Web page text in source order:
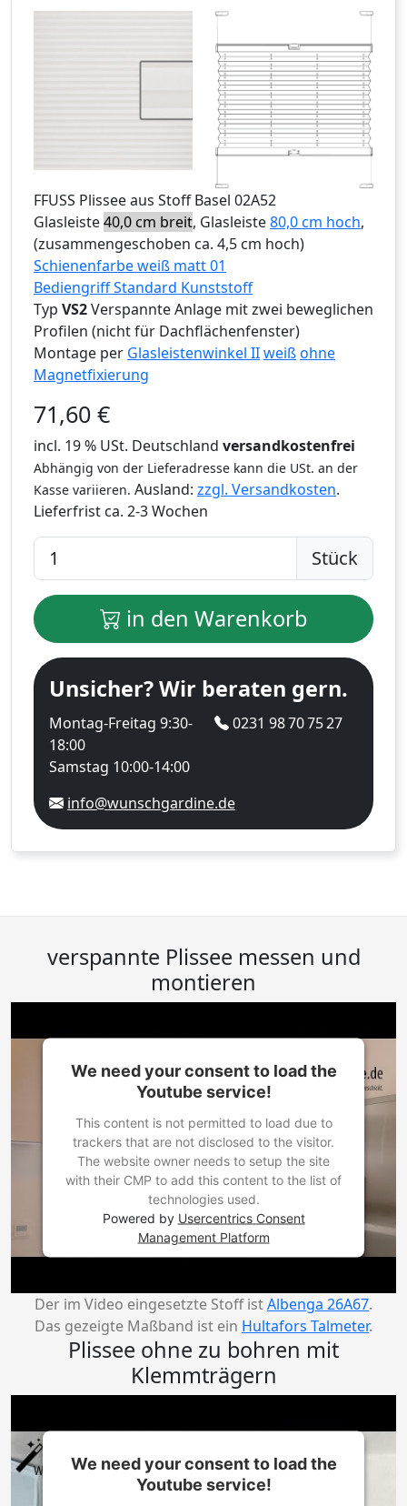
FFUSS Plissee aus Stoff Basel 02A52
Glasleiste40,0 cm breit, Glasleiste80,0 cm hoch,
(zusammengeschoben ca. 4,5 cm hoch)
Schienenfarbe weiß matt 01
Bediengriff Standard Kunststoff
Typ VS2Verspannte Anlage mit zwei beweglichen
Profilen (nicht für Dachflächenfenster)
Montage per Glasleistenwinkel IIweißohne
Magnetfixierung
71,60 €
incl. 19 % USt. Deutschland versandkostenfrei
Abhängig von der Lieferadresse kann die USt. an der
Kasse variieren. Ausland: zzgl. Versandkosten.
Lieferfrist ca. 2-3 Wochen
Stück
in den Warenkorb
Unsicher? Wir beraten gern.
Montag-Freitag 9:30-
18:00
Samstag 10:00-14:00
0231 98 70 75 27
info@wunschgardine.de
verspannte Plissee messen und
montieren
We need your consent to load the
Youtube service!
This content is not permitted to load due to
trackers that are not disclosed to the visitor.
The website owner needs to setup the site
with their CMP to add this content to the list of
technologies used.
Powered by Usercentrics Consent
Management Platform
Der im Video eingesetzte Stoff istAlbenga 26A67.
Das gezeigte Maßband ist ein Hultafors Talmeter.
Plissee ohne zu bohren mit
Klemmträgern
We need your consent to load the
Youtube service!